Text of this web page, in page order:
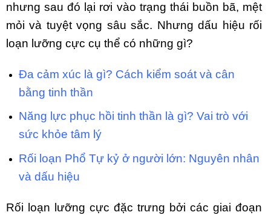
nhưng sau đó lại rơi vào trạng thái buồn bã, mệt
mỏi và tuyệt vọng sâu sắc. Nhưng dấu hiệu rối
loạn lưỡng cực cụ thể có những gì?
Đa cảm xúc là gì? Cách kiểm soát và cân
bằng tinh thần
Năng lực phục hồi tinh thần là gì? Vai trò với
sức khỏe tâm lý
Rối loạn Phổ Tự kỷ ở người lớn: Nguyên nhân
và dấu hiệu
Rối loạn lưỡng cực đặc trưng bởi các giai đoạn